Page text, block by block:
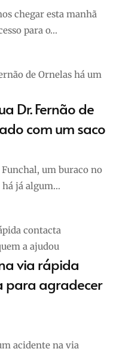
chegar esta manhã
para o…
Dr. Fernão de
com um saco
Funchal, um buraco no
há já algum…
via rápida
para agradecer
acidente na via